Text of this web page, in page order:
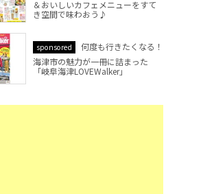
＆おいしいカフェメニューをすて
き空間で味わおう♪
sponsored
何度も行きたくなる！
海津市の魅力が一冊に詰まった
「岐阜海津LOVEWalker」